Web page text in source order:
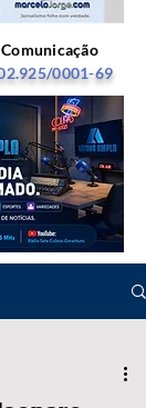
/0001-69